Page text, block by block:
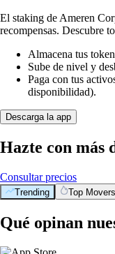
El staking de Ameren
recompensas. Descubre
Almacena tus
Sube de nivel y
Paga con tus
disponibilidad).
Descarga la app
Hazte con más
Consultar precios
Trending Top Movers
Qué opinan